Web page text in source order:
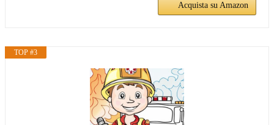
Acquista su Amazon
TOP #3